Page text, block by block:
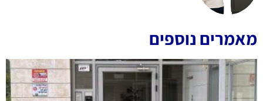
מאמרים נוספים